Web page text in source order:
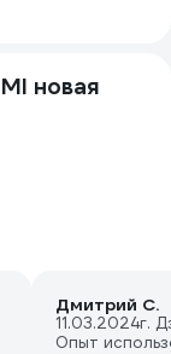
новая
Дмитрий С.
11.03.2024г.
Опыт